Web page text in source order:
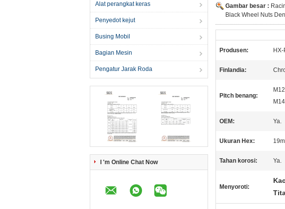
Alat perangkat keras
Penyedot kejut
Busing Mobil
Bagian Mesin
Pengatur Jarak Roda
I 'm Online Chat Now
Gambar besar :
Black Wheel Nuts
Produsen:
Finlandia:
Pitch benang:
M14
OEM: Ya.
Ukuran Hex:
Tahan korosi: Ya.
Menyoroti: